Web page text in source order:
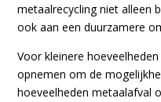
metaalrecycling niet alleen
ook aan een duurzamere
Voor kleinere
opnemen om de
hoeveelheden metaalafval